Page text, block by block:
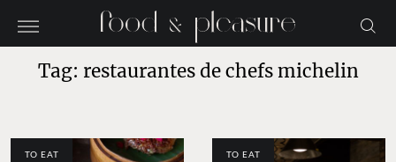
Tag: restaurantes de chefs michelin
TO EAT TO EAT